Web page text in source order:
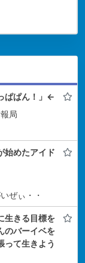
ぱぱん！」←
局
始めたアイド
ぜぃ・・
生きる目標を
のバーイベを
って生きよう